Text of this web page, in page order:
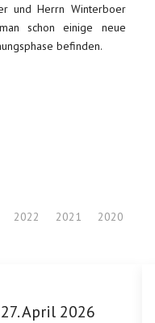
und Herrn Winterboer
schon einige neue
befinden.
2022 2021
2020
April 2026